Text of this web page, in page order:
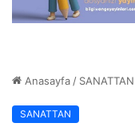
Anasayfa / SANATTAN
SANATTAN